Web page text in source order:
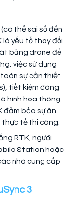
thể sai số đến
là yếu tố thay đổi
bằng drone để
việc sử dụng
toàn sự cần thiết
tiết kiệm đáng
hình hóa thông
đảm bảo sự ăn
thực tế thi công.
RTK, người
Station hoặc
nhà cung cấp
3